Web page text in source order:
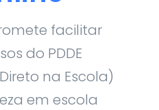
facilitar
do PDDE
na Escola)
em escola